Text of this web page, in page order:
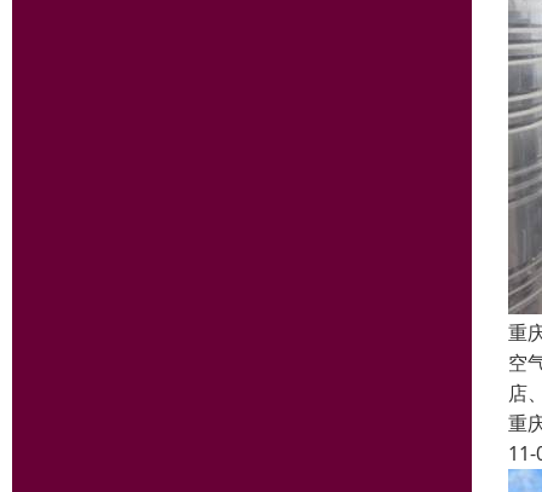
重
空
店
重
11-